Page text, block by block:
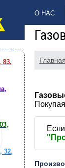
НАВЕРХ
О НАС
Главная
83,
,
32,